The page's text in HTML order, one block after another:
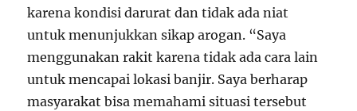
karena kondisi darurat dan tidak ada niat
untuk menunjukkan sikap arogan. “Saya
menggunakan rakit karena tidak ada cara lain
untuk mencapai lokasi banjir. Saya berharap
masyarakat bisa memahami situasi tersebut